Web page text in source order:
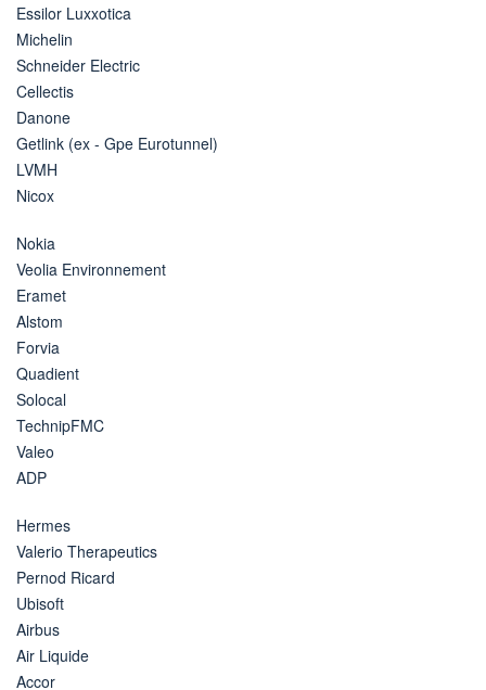
Essilor Luxxotica
Michelin
Schneider Electric
Cellectis
Danone
Getlink (ex - Gpe Eurotunnel)
LVMH
Nicox
Nokia
Veolia Environnement
Eramet
Alstom
Forvia
Quadient
Solocal
TechnipFMC
Valeo
ADP
Hermes
Valerio Therapeutics
Pernod Ricard
Ubisoft
Airbus
Air Liquide
Accor